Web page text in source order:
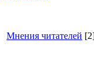
Мнения читателей